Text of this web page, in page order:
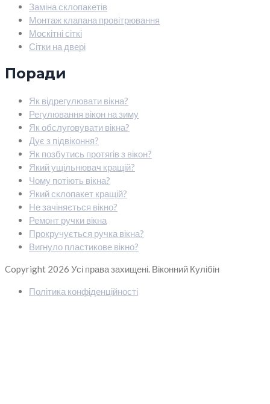
Заміна склопакетів
Монтаж клапана провітрювання
Москітні сіткі
Сітки на двері
Поради
Як відрегулювати вікна?
Регулювання вікон на зиму
Як обслуговувати вікна?
Дує з підвіконня?
Як позбутись протягів з вікон?
Який ущільнювач кращій?
Чому потіють вікна?
Який склопакет кращій?
Не зачіняється вікно?
Ремонт ручки вікна
Прокручується ручка вікна?
Вигнуло пластикове вікно?
Copyright 2026 Усі права захищені. Віконний Кулібін
Політика конфіденційності